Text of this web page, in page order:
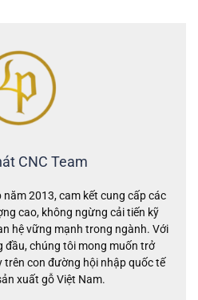
CNC Team
2013, cam kết cung cấp các
cao, không ngừng cải tiến kỹ
hệ vững mạnh trong ngành. Với
đầu, chúng tôi mong muốn trở
con đường hội nhập quốc tế
xuất gỗ Việt Nam.